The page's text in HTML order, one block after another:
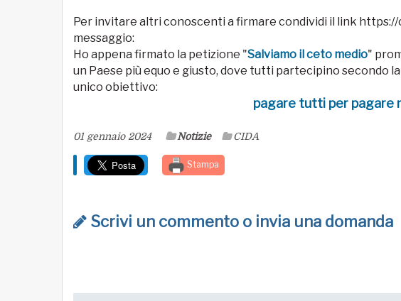
Per invitare altri conoscenti a firmare condividi il link
messaggio:
Ho appena firmato la petizione "Salviamo il ceto medio"
un Paese più equo e giusto, dove tutti partecipino secondo
unico obiettivo:
pagare tutti per pagare
01 gennaio 2024 Notizie CIDA
Stampa
Scrivi un commento o invia una domanda